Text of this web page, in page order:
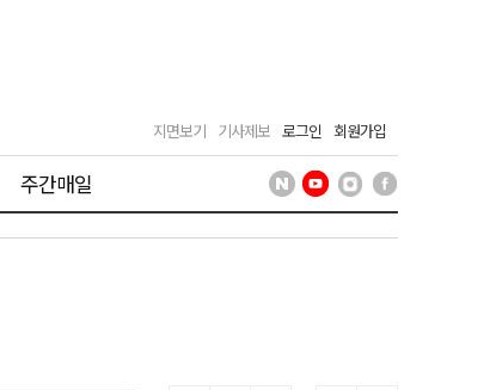
지면보기 기사제보 로그인 회원가입
주간매일